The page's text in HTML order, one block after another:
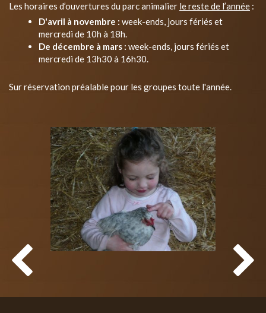
Les horaires d’ouvertures du parc animalier le reste de l’année :
D'avril à novembre : week-ends, jours fériés et
mercredi de 10h à 18h.
De décembre à mars : week-ends, jours fériés et
mercredi de 13h30 à 16h30.
Sur réservation préalable pour les groupes toute l'année.